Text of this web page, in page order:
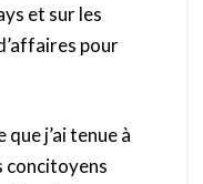
et sur les
pour
j’ai tenue à
concitoyens